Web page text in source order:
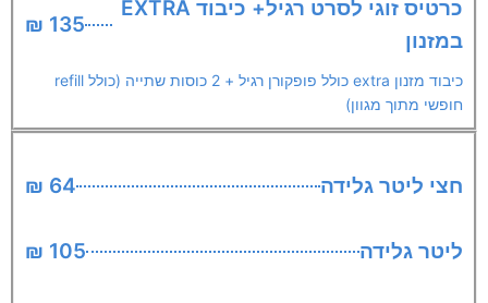
כרטיס זוגי לסרט רגיל+ כיבוד EXTRA
במזנון
135 ₪
כיבוד מזנון extra כולל פופקורן רגיל + 2 כוסות שתייה (כולל refill
חופשי מתוך מגוון)
חצי ליטר גלידה 64 ₪
ליטר גלידה 105 ₪